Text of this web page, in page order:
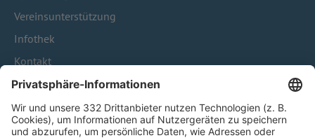
Vereinsunterstützung
Infothek
Kontakt
HÄUFIG BESUCHTE SEITEN
Pässe und Vereinswechsel